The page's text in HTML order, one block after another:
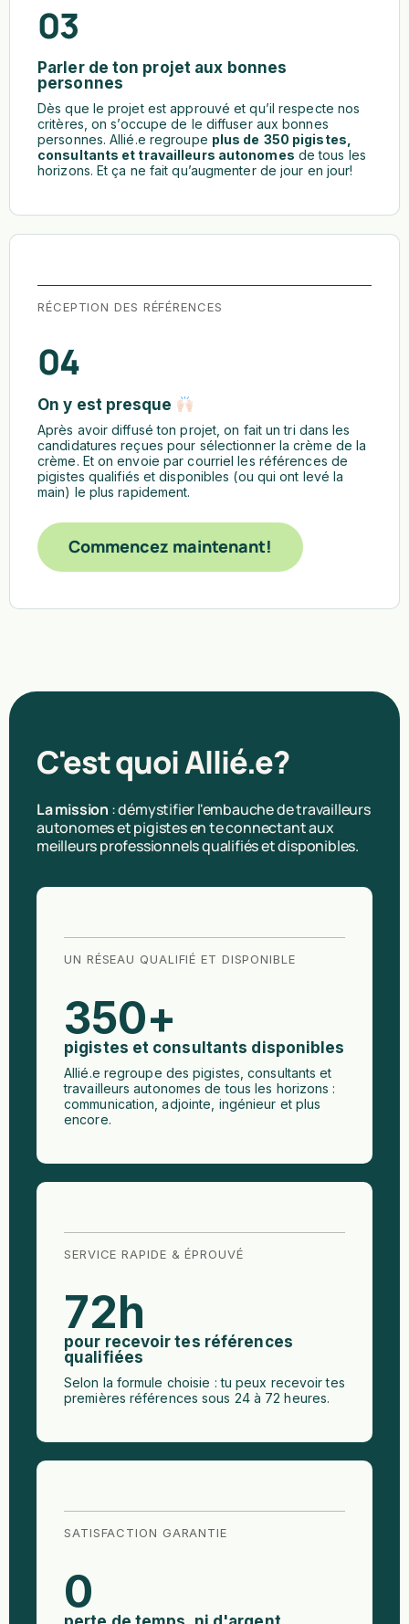
03
Parler de ton projet aux bonnes
personnes
Dès que le projet est approuvé et qu’il respecte nos
critères, on s’occupe de le diffuser aux bonnes
personnes. Allié.e regroupe plus de 350 pigistes,
consultants et travailleurs autonomes de tous les
horizons. Et ça ne fait qu’augmenter de jour en jour!
RÉCEPTION DES RÉFÉRENCES
04
On y est presque
Après avoir diffusé ton projet, on fait un tri dans les
candidatures reçues pour sélectionner la crème de la
crème. Et on envoie par courriel les références de
pigistes qualifiés et disponibles (ou qui ont levé la
main) le plus rapidement.
Commencez maintenant!
C'est quoi Allié.e?
La mission : démystifier l'embauche de travailleurs
autonomes et pigistes en te connectant aux
meilleurs professionnels qualifiés et disponibles.
UN RÉSEAU QUALIFIÉ ET DISPONIBLE
350+
pigistes et consultants disponibles
Allié.e regroupe des pigistes, consultants et
travailleurs autonomes de tous les horizons :
communication, adjointe, ingénieur et plus
encore.
SERVICE RAPIDE & ÉPROUVÉ
72h
pour recevoir tes références
qualifiées
Selon la formule choisie : tu peux recevoir tes
premières références sous 24 à 72 heures.
SATISFACTION GARANTIE
0